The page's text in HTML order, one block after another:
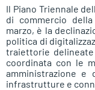
Il Piano Triennale
di commercio
marzo, è la
politica di
traiettorie
coordinata con le
amministrazione e
infrastrutture e